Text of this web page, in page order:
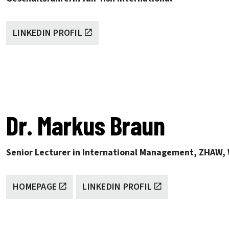
LINKEDIN PROFIL
Dr. Markus Braun
Senior Lecturer in International Management,
HOMEPAGE LINKEDIN PROFIL